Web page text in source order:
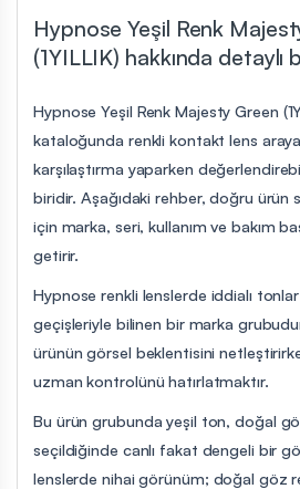
Hypnose Yeşil Renk
(1YILLIK) hakkında detaylı
Hypnose Yeşil Renk Majesty Green
kataloğunda renkli kontakt lens
karşılaştırma yaparken
biridir. Aşağıdaki rehber, doğru ürün
için marka, seri, kullanım ve bakım
getirir.
Hypnose renkli lenslerde iddialı
geçişleriyle bilinen bir marka
ürünün görsel beklentisini
uzman kontrolünü hatırlatmaktır.
Bu ürün grubunda yeşil ton, doğal
seçildiğinde canlı fakat dengeli bir
lenslerde nihai görünüm; doğal göz